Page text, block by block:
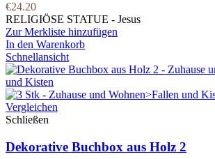
€24.20
RELIGIÖSE STATUE - Jesus
Zur Merkliste hinzufügen
In den Warenkorb
Schnellansicht
Vergleichen
Schließen
Dekorative Buchbox aus Holz 2